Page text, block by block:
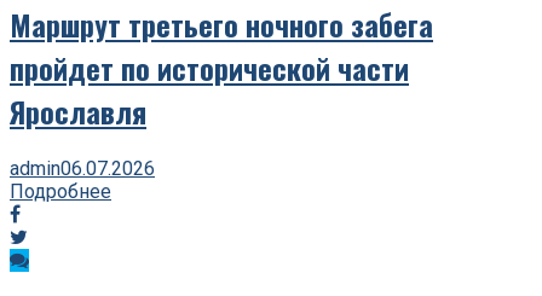
Маршрут третьего ночного забега
пройдет по исторической части
Ярославля
admin06.07.2026
Подробнее